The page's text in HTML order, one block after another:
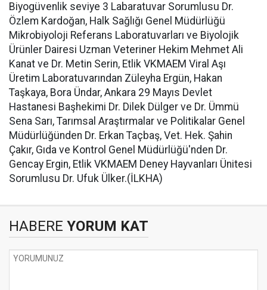
Biyogüvenlik seviye 3 Labaratuvar Sorumlusu Dr.
Özlem Kardoğan, Halk Sağlığı Genel Müdürlüğü
Mikrobiyoloji Referans Laboratuvarları ve Biyolojik
Ürünler Dairesi Uzman Veteriner Hekim Mehmet Ali
Kanat ve Dr. Metin Serin, Etlik VKMAEM Viral Aşı
Üretim Laboratuvarından Züleyha Ergün, Hakan
Taşkaya, Bora Ündar, Ankara 29 Mayıs Devlet
Hastanesi Başhekimi Dr. Dilek Dülger ve Dr. Ümmü
Sena Sarı, Tarımsal Araştırmalar ve Politikalar Genel
Müdürlüğünden Dr. Erkan Taçbaş, Vet. Hek. Şahin
Çakır, Gıda ve Kontrol Genel Müdürlüğü'nden Dr.
Gencay Ergin, Etlik VKMAEM Deney Hayvanları Ünitesi
Sorumlusu Dr. Ufuk Ülker.(İLKHA)
HABERE YORUM KAT